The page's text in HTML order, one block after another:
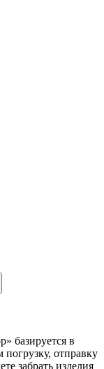
базируется в
отправку
забрать изделия